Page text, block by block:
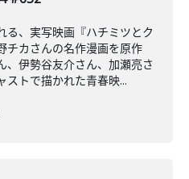
る、実写映画『ハチミツとク
チカさんの名作漫画を原作
、伊勢谷友介さん、加瀬亮さ
ストで描かれた青春映...